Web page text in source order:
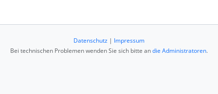
Datenschutz | Impressum
Bei technischen Problemen wenden Sie sich bitte andie Administratoren.